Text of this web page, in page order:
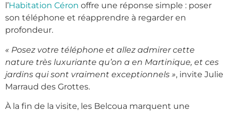
l’Habitation Céron offre une réponse simple : poser
son téléphone et réapprendre à regarder en
profondeur.
« Posez votre téléphone et allez admirer cette
nature très luxuriante qu’on a en Martinique, et ces
jardins qui sont vraiment exceptionnels », invite Julie
Marraud des Grottes.
À la fin de la visite, les Belcoua marquent une